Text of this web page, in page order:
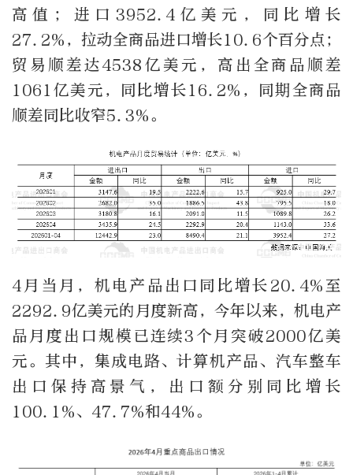
高值；进口3952.4亿美元，同比增长
27.2%，拉动全商品进口增长10.6个百分点；
贸易顺差达4538亿美元，高出全商品顺差
1061亿美元，同比增长16.2%，同期全商品
顺差同比收窄5.3%。
4月当月，机电产品出口同比增长20.4%至
2292.9亿美元的月度新高，今年以来，机电产
品月度出口规模已连续3个月突破2000亿美
元。其中，集成电路、计算机产品、汽车整车
出口保持高景气，出口额分别同比增长
100.1%、47.7%和44%。